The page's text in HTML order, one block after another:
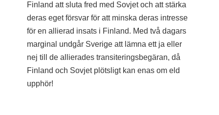
Finland att sluta fred med Sovjet och att stärka
deras eget försvar för att minska deras intresse
för en allierad insats i Finland. Med två dagars
marginal undgår Sverige att lämna ett ja eller
nej till de allierades transiteringsbegäran, då
Finland och Sovjet plötsligt kan enas om eld
upphör!